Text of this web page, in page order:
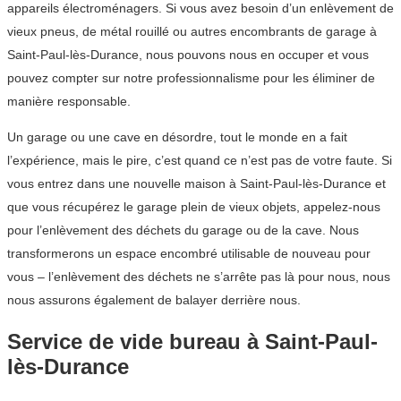
appareils électroménagers. Si vous avez besoin d’un enlèvement de
vieux pneus, de métal rouillé ou autres encombrants de garage à
Saint-Paul-lès-Durance, nous pouvons nous en occuper et vous
pouvez compter sur notre professionnalisme pour les éliminer de
manière responsable.
Un garage ou une cave en désordre, tout le monde en a fait
l’expérience, mais le pire, c’est quand ce n’est pas de votre faute. Si
vous entrez dans une nouvelle maison à Saint-Paul-lès-Durance et
que vous récupérez le garage plein de vieux objets, appelez-nous
pour l’enlèvement des déchets du garage ou de la cave. Nous
transformerons un espace encombré utilisable de nouveau pour
vous – l’enlèvement des déchets ne s’arrête pas là pour nous, nous
nous assurons également de balayer derrière nous.
Service de vide bureau à Saint-Paul-
lès-Durance